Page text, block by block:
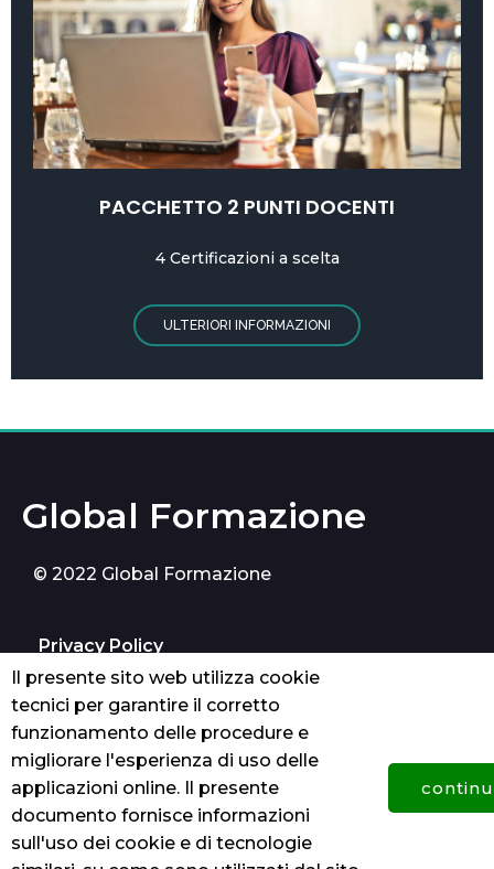
Il presente sito web utilizza cookie
tecnici per garantire il corretto
funzionamento delle procedure e
migliorare l'esperienza di uso delle
applicazioni online. Il presente
documento fornisce informazioni
sull'uso dei cookie e di tecnologie
PACCHETTO 2 PUNTI DOCENTI
4 Certificazioni a scelta
ULTERIORI INFORMAZIONI
Global Formazione
© 2022 Global Formazione
Privacy Policy
cookie
Contatti
Palermo
3278798158